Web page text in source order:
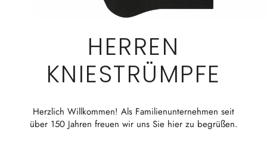
HERREN
KNIESTRÜMPFE
Herzlich Willkommen! Als Familienunternehmen seit
über 150 Jahren freuen wir uns Sie hier zu begrüßen.